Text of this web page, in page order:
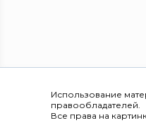
Использование
правообладателей.
Все права на